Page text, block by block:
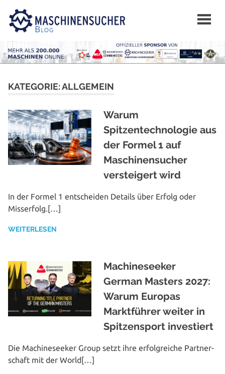
Inhalt
springen
KATEGORIE:ALLGEMEIN
Warum
Spitzentechnologie aus
der Formel 1 auf
Maschinensucher
versteigert wird
In der Formel 1 ent­schei­den Details über Erfolg oder
Misserfolg.[…]
WEITERLESEN
Machineseeker
German Masters 2027:
Warum Europas
Marktführer weiter in
Spitzensport investiert
Die Machine­seeker Group setzt ihre erfolg­rei­che Part­ner­
schaft mit der World[…]